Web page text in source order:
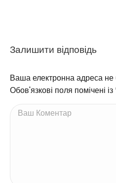
Залишити відповідь
Ваша електронна адреса не
Обов'язкові поля помічені із
Ваш Коментар